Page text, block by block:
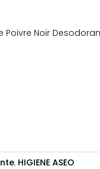
Noir
, HIGIENE ASEO